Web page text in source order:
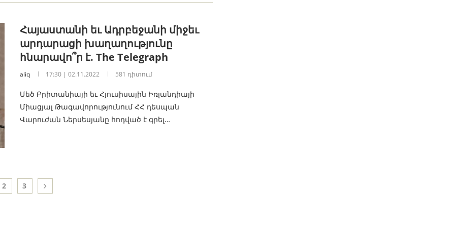
Հայաստանի եւ Ադրբեջանի միջեւ
արդարացի խաղաղությունը
հնարավո՞ր է. The Telegraph
aliq 17:30 | 02.11.2022 581 դիտում
Մեծ Բրիտանիայի եւ Հյուսիսային Իռլանդիայի
Միացյալ Թագավորությունում ՀՀ դեսպան
Վարուժան Ներսեսյանը հոդված է գրել…
2 3